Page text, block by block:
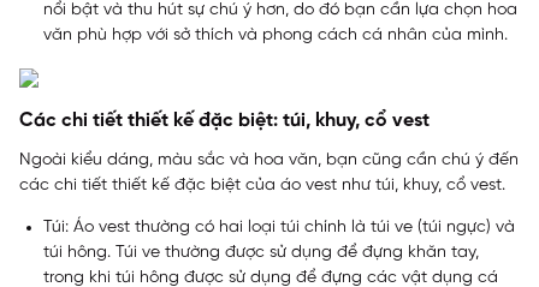
nổi bật và thu hút sự chú ý hơn, do đó bạn cần lựa chọn hoa
văn phù hợp với sở thích và phong cách cá nhân của mình.
Các chi tiết thiết kế đặc biệt: túi, khuy, cổ vest
Ngoài kiểu dáng, màu sắc và hoa văn, bạn cũng cần chú ý đến
các chi tiết thiết kế đặc biệt của áo vest như túi, khuy, cổ vest.
Túi: Áo vest thường có hai loại túi chính là túi ve (túi ngực) và
túi hông. Túi ve thường được sử dụng để đựng khăn tay,
trong khi túi hông được sử dụng để đựng các vật dụng cá